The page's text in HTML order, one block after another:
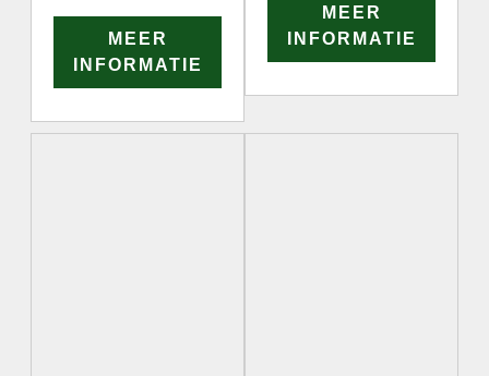
MEER
INFORMATIE
MEER
INFORMATIE